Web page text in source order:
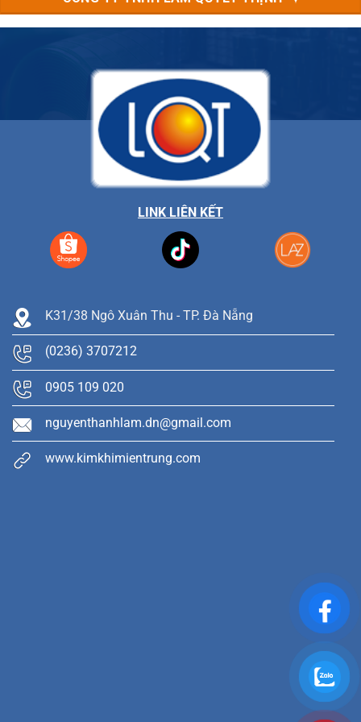
LINK LIÊN KẾT
K31/38 Ngô Xuân Thu - TP. Đà Nẵng
(0236) 3707212
0905 109 020
nguyenthanhlam.dn@gmail.com
www.kimkhimientrung.com